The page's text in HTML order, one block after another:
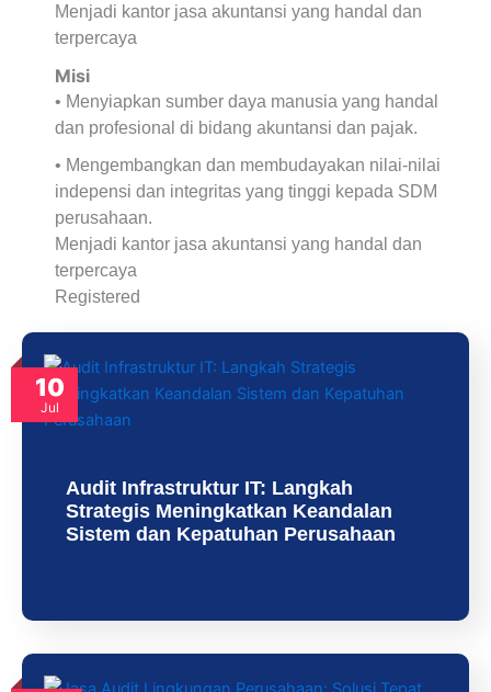
Menjadi kantor jasa akuntansi yang handal dan
terpercaya
Misi
• Menyiapkan sumber daya manusia yang handal
dan profesional di bidang akuntansi dan pajak.
• Mengembangkan dan membudayakan nilai-nilai
indepensi dan integritas yang tinggi kepada SDM
perusahaan.
Menjadi kantor jasa akuntansi yang handal dan
terpercaya
Registered
10
Jul
Audit Infrastruktur IT: Langkah
Strategis Meningkatkan Keandalan
Sistem dan Kepatuhan Perusahaan